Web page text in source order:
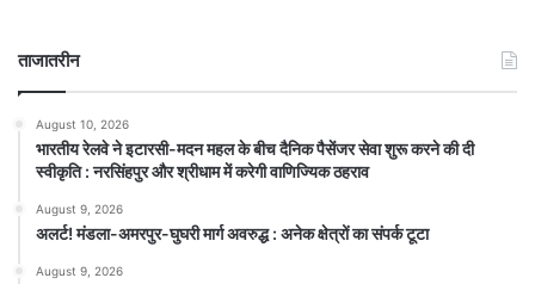
ताजातरीन
August 10, 2026
भारतीय रेलवे ने इटारसी-मदन महल के बीच दैनिक पैसेंजर सेवा शुरू करने की दी
स्वीकृति : नरसिंहपुर और श्रीधाम में करेगी वाणिज्यिक ठहराव
August 9, 2026
अलर्ट! मंडला-अमरपुर-घुघरी मार्ग अवरुद्ध : अनेक क्षेत्रों का संपर्क टूटा
August 9, 2026